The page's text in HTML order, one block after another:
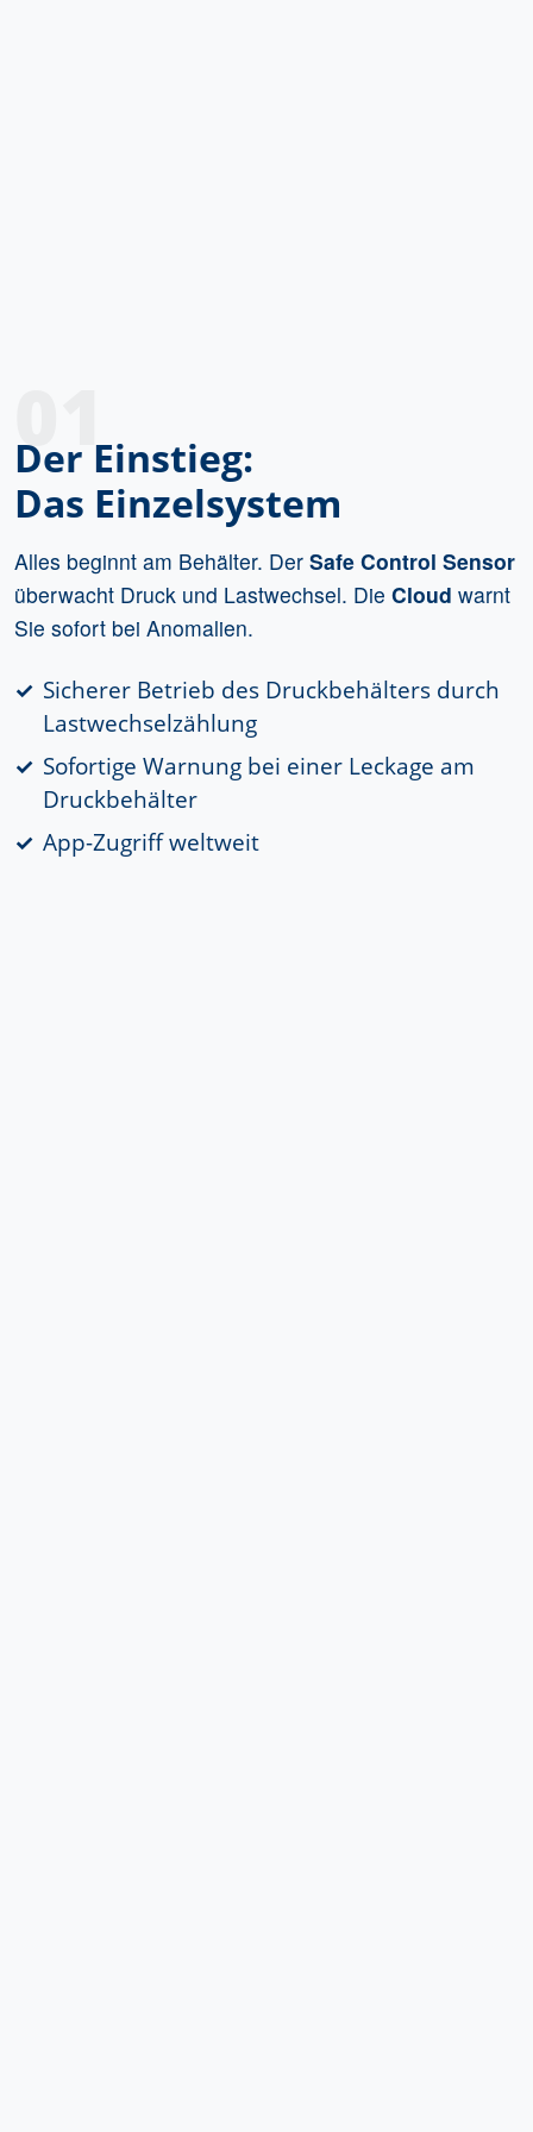
01
Der Einstieg:
Das Einzelsystem
Alles beginnt am Behälter. Der Safe Control Sensor
überwacht Druck und Lastwechsel. Die Cloud warnt
Sie sofort bei Anomalien.
Sicherer Betrieb des Druckbehälters durch
Lastwechselzählung
Sofortige Warnung bei einer Leckage am
Druckbehälter
App-Zugriff weltweit